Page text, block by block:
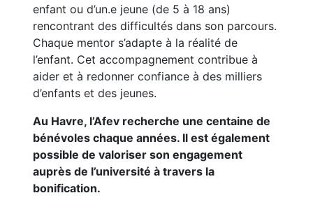
enfant ou d’un.e jeune (de 5 à 18 ans)
rencontrant des difficultés dans son parcours.
Chaque mentor s’adapte à la réalité de
l’enfant. Cet accompagnement contribue à
aider et à redonner confiance à des milliers
d’enfants et des jeunes.
Au Havre, l’Afev recherche une centaine de
bénévoles chaque années. Il est également
possible de valoriser son engagement
auprès de l’université à travers la
bonification.